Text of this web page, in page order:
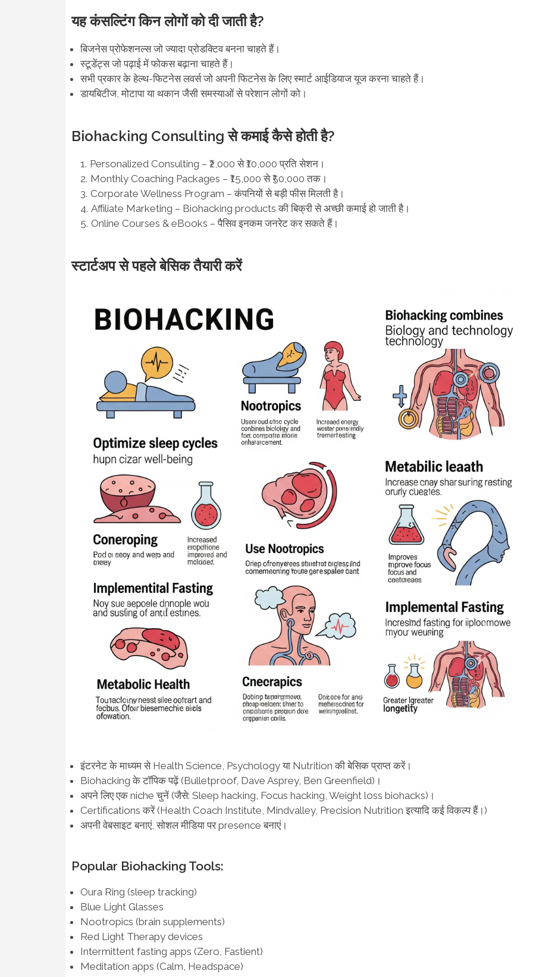
यह कंसल्टिंग किन लोगों को दी जाती है?
बिजनेस प्रोफेशनल्स जो ज्यादा प्रोडक्टिव बनना चाहते हैं।
स्टूडेंट्स जो पढ़ाई में फोकस बढ़ाना चाहते हैं।
सभी प्रकार के हेल्थ-फिटनेस लवर्स जो अपनी फिटनेस के लिए स्मार्ट आईडियाज यूज करना चाहते हैं।
डायबिटीज, मोटापा या थकान जैसी समस्याओं से परेशान लोगों को।
Biohacking Consulting से कमाई कैसे होती है?
Personalized Consulting – ₹2,000 से ₹10,000 प्रति सेशन।
Monthly Coaching Packages – ₹15,000 से ₹50,000 तक।
Corporate Wellness Program – कंपनियों से बड़ी फीस मिलती है।
Affiliate Marketing – Biohacking products की बिक्री से अच्छी कमाई हो जाती है।
Online Courses & eBooks – पैसिव इनकम जनरेट कर सकते हैं।
स्टार्टअप से पहले बेसिक तैयारी करें
इंटरनेट के माध्यम से Health Science, Psychology या Nutrition की बेसिक प्राप्त करें।
Biohacking के टॉपिक पढ़ें (Bulletproof, Dave Asprey, Ben Greenfield)।
अपने लिए एक niche चुनें (जैसे: Sleep hacking, Focus hacking, Weight loss biohacks)।
Certifications करें (Health Coach Institute, Mindvalley, Precision Nutrition इत्यादि कई विकल्प हैं।)
अपनी वेबसाइट बनाएं, सोशल मीडिया पर presence बनाएं।
Popular Biohacking Tools:
Oura Ring (sleep tracking)
Blue Light Glasses
Nootropics (brain supplements)
Red Light Therapy devices
Intermittent fasting apps (Zero, Fastient)
Meditation apps (Calm, Headspace)